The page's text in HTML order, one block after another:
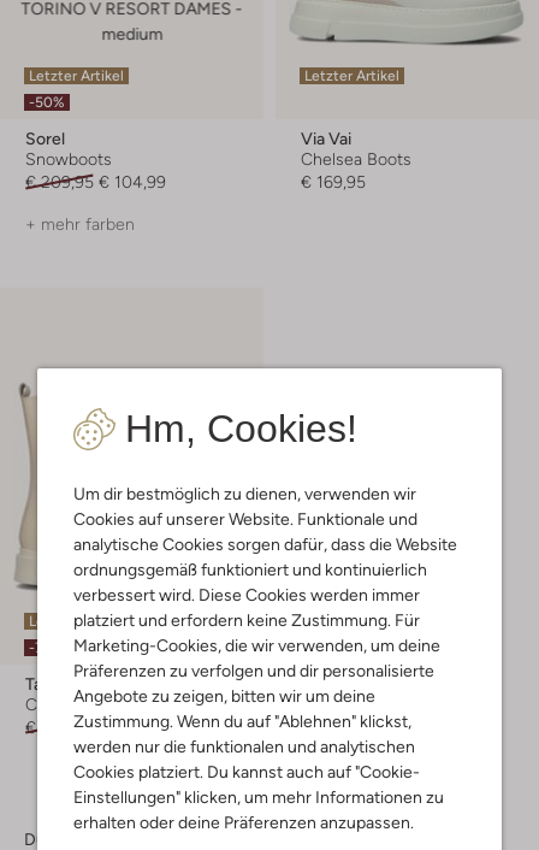
Hm, Cookies!
Um dir bestmöglich zu dienen, verwenden wir
Cookies auf unserer Website. Funktionale und
analytische Cookies sorgen dafür, dass die Website
ordnungsgemäß funktioniert und kontinuierlich
verbessert wird. Diese Cookies werden immer
platziert und erfordern keine Zustimmung. Für
Marketing-Cookies, die wir verwenden, um deine
Präferenzen zu verfolgen und dir personalisierte
Angebote zu zeigen, bitten wir um deine
Zustimmung. Wenn du auf "Ablehnen" klickst,
werden nur die funktionalen und analytischen
Cookies platziert. Du kannst auch auf "Cookie-
Einstellungen" klicken, um mehr Informationen zu
erhalten oder deine Präferenzen anzupassen.
Letzter Artikel
-50%
Sorel
Snowboots
€ 209,95 € 104,99
+ mehr farben
Letzter Artikel
Via Vai
Chelsea Boots
€ 169,95
Letzter Artikel
-70%
Tango
Chelsea Boots
€ 99,95 € 29,95
Du liebst die neuesten Trends und willst immer up to date sein,